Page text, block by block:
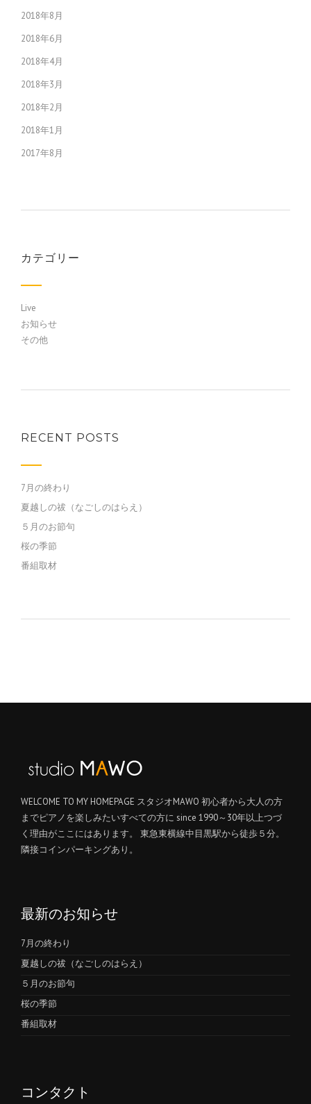
2018年8月
2018年6月
2018年4月
2018年3月
2018年2月
2018年1月
2017年8月
カテゴリー
Live
お知らせ
その他
RECENT POSTS
7月の終わり
夏越しの祓（なごしのはらえ）
５月のお節句
桜の季節
番組取材
WELCOME TO MY HOMEPAGE スタジオMAWO 初心者から大人の方
までピアノを楽しみたいすべての方に since 1990～30年以上つづ
く理由がここにはあります。 東急東横線中目黒駅から徒歩５分。
隣接コインパーキングあり。
最新のお知らせ
7月の終わり
夏越しの祓（なごしのはらえ）
５月のお節句
桜の季節
番組取材
コンタクト